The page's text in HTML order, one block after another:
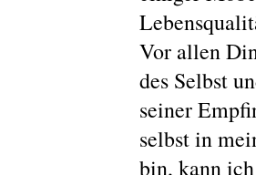
Vor allen
des Selbst
seiner
selbst in
bin, kann